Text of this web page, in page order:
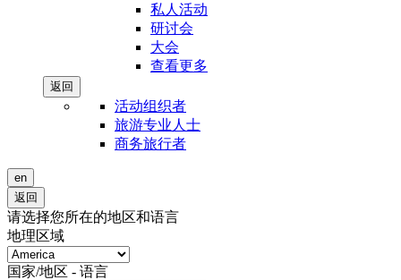
私人活动
研讨会
大会
查看更多
返回
活动组织者
旅游专业人士
商务旅行者
en
返回
请选择您所在的地区和语言
地理区域
国家/地区 - 语言